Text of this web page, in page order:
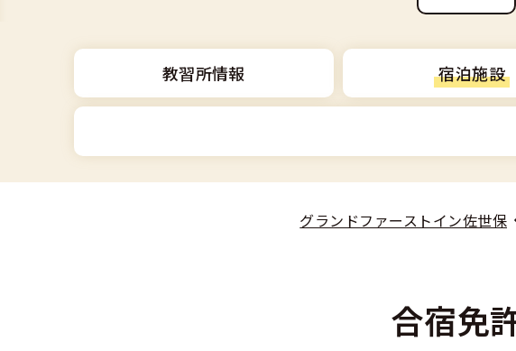
大型車
合宿免許を探す
教習所検索
運転免許の種類(車種)
こだわり、テーマから探す
合宿免許とは
安心・お得・早い・充実の合
合宿免許一日の過ごし方
合宿免許で最短合格するには
免許取消・失効による再取得
会社情報・代表メッセージ
会社沿革・歴史
お気に入りの教習所一覧
教習所情報 宿泊施設
グランドファーストイン佐世保
合宿免